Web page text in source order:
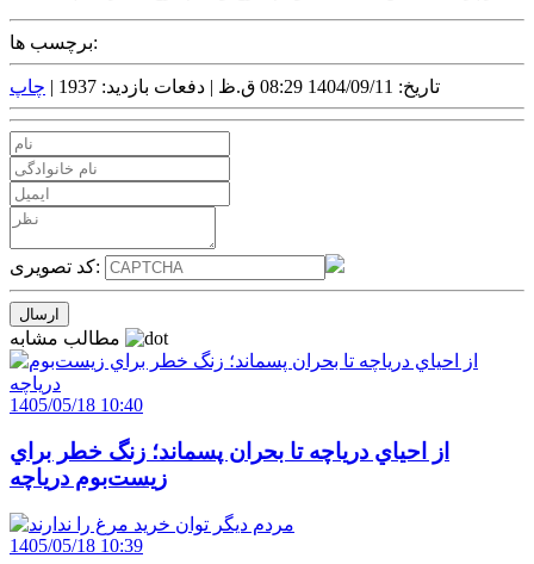
برچسب ها:
تاریخ: 1404/09/11 08:29 ق.ظ | دفعات بازدید: 1937 | چاپ
کد تصویری:
1405/05/18 10:40
از احياي درياچه تا بحران پسماند؛ زنگ خطر براي
زيست‌بوم درياچه
1405/05/18 10:39